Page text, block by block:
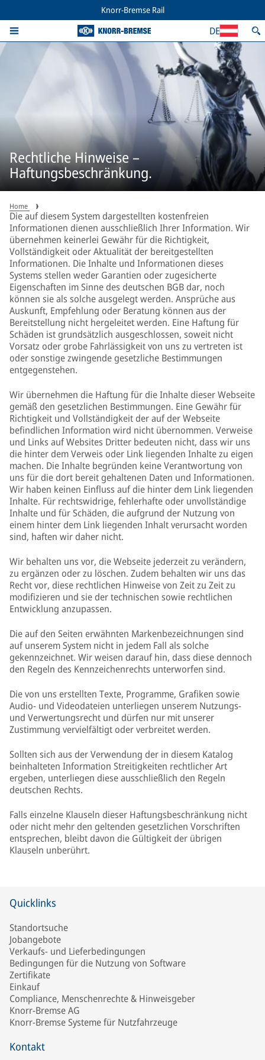
Knorr-Bremse Rail
DE
Rechtliche Hinweise –
Haftungsbeschränkung.
Home
Die auf diesem System dargestellten kostenfreien
Informationen dienen ausschließlich Ihrer Information. Wir
übernehmen keinerlei Gewähr für die Richtigkeit,
Vollständigkeit oder Aktualität der bereitgestellten
Informationen. Die Inhalte und Informationen dieses
Systems stellen weder Garantien oder zugesicherte
Eigenschaften im Sinne des deutschen BGB dar, noch
können sie als solche ausgelegt werden. Ansprüche aus
Auskunft, Empfehlung oder Beratung können aus der
Bereitstellung nicht hergeleitet werden. Eine Haftung für
Schäden ist grundsätzlich ausgeschlossen, soweit nicht
Vorsatz oder grobe Fahrlässigkeit von uns zu vertreten ist
oder sonstige zwingende gesetzliche Bestimmungen
entgegenstehen.
Wir übernehmen die Haftung für die Inhalte dieser Webseite
gemäß den gesetzlichen Bestimmungen. Eine Gewähr für
Richtigkeit und Vollständigkeit der auf der Webseite
befindlichen Information wird nicht übernommen. Verweise
und Links auf Websites Dritter bedeuten nicht, dass wir uns
die hinter dem Verweis oder Link liegenden Inhalte zu eigen
machen. Die Inhalte begründen keine Verantwortung von
uns für die dort bereit gehaltenen Daten und Informationen.
Wir haben keinen Einfluss auf die hinter dem Link liegenden
Inhalte. Für rechtswidrige, fehlerhafte oder unvollständige
Inhalte und für Schäden, die aufgrund der Nutzung von
einem hinter dem Link liegenden Inhalt verursacht worden
sind, haften wir daher nicht.
Wir behalten uns vor, die Webseite jederzeit zu verändern,
zu ergänzen oder zu löschen. Zudem behalten wir uns das
Recht vor, diese rechtlichen Hinweise von Zeit zu Zeit zu
modifizieren und sie der technischen sowie rechtlichen
Entwicklung anzupassen.
Die auf den Seiten erwähnten Markenbezeichnungen sind
auf unserem System nicht in jedem Fall als solche
gekennzeichnet. Wir weisen darauf hin, dass diese dennoch
den Regeln des Kennzeichenrechts unterworfen sind.
Die von uns erstellten Texte, Programme, Grafiken sowie
Audio- und Videodateien unterliegen unserem Nutzungs-
und Verwertungsrecht und dürfen nur mit unserer
Zustimmung vervielfältigt oder verbreitet werden.
Sollten sich aus der Verwendung der in diesem Katalog
beinhalteten Information Streitigkeiten rechtlicher Art
ergeben, unterliegen diese ausschließlich den Regeln
deutschen Rechts.
Falls einzelne Klauseln dieser Haftungsbeschränkung nicht
oder nicht mehr den geltenden gesetzlichen Vorschriften
entsprechen, bleibt davon die Gültigkeit der übrigen
Klauseln unberührt.
Quicklinks
Standortsuche
Jobangebote
Verkaufs- und Lieferbedingungen
Bedingungen für die Nutzung von Software
Zertifikate
Einkauf
Compliance, Menschenrechte & Hinweisgeber
Knorr-Bremse AG
Knorr-Bremse Systeme für Nutzfahrzeuge
Kontakt